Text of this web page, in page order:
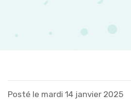
Posté le mardi 14 janvier 2025